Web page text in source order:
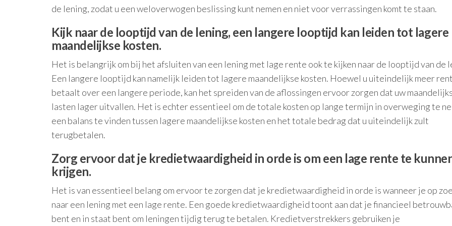
de lening, zodat u een weloverwogen beslissing kunt nemen en niet voor verrassingen komt te staan.
Kijk naar de looptijd van de lening, een langere looptijd kan leiden tot lagere
maandelijkse kosten.
Het is belangrijk om bij het afsluiten van een lening met lage rente ook te kijken naar de looptijd van de
Een langere looptijd kan namelijk leiden tot lagere maandelijkse kosten. Hoewel u uiteindelijk meer
betaalt over een langere periode, kan het spreiden van de aflossingen ervoor zorgen dat uw
lasten lager uitvallen. Het is echter essentieel om de totale kosten op lange termijn in overweging te
een balans te vinden tussen lagere maandelijkse kosten en het totale bedrag dat u uiteindelijk zult
terugbetalen.
Zorg ervoor dat je kredietwaardigheid in orde is om een lage rente te
krijgen.
Het is van essentieel belang om ervoor te zorgen dat je kredietwaardigheid in orde is wanneer je op
naar een lening met een lage rente. Een goede kredietwaardigheid toont aan dat je financieel
bent en in staat bent om leningen tijdig terug te betalen. Kredietverstrekkers gebruiken je